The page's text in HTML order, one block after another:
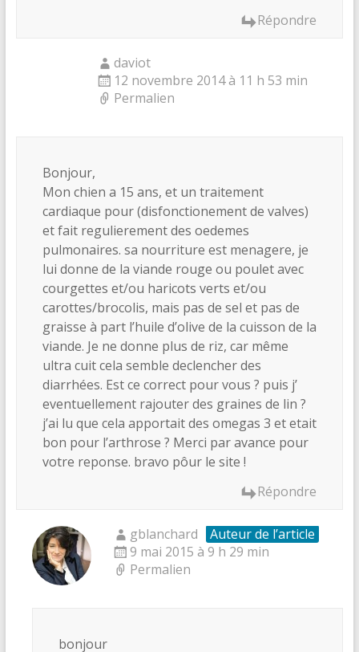
Répondre
daviot
12 novembre 2014 à 11 h 53 min
Permalien
Bonjour,
Mon chien a 15 ans, et un traitement
cardiaque pour (disfonctionement de valves)
et fait regulierement des oedemes
pulmonaires. sa nourriture est menagere, je
lui donne de la viande rouge ou poulet avec
courgettes et/ou haricots verts et/ou
carottes/brocolis, mais pas de sel et pas de
graisse à part l’huile d’olive de la cuisson de la
viande. Je ne donne plus de riz, car même
ultra cuit cela semble declencher des
diarrhées. Est ce correct pour vous ? puis j’
eventuellement rajouter des graines de lin ?
j’ai lu que cela apportait des omegas 3 et etait
bon pour l’arthrose ? Merci par avance pour
votre reponse. bravo pôur le site !
Répondre
gblanchard
Auteur de l’article
9 mai 2015 à 9 h 29 min
Permalien
bonjour